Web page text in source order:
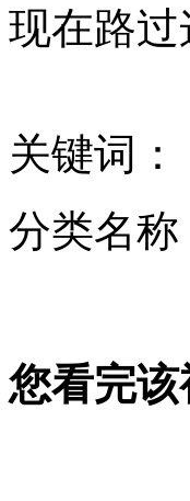
的哥"聘任制":再
无痛分娩是否安
现在路
关键词：
分类名称
您看完